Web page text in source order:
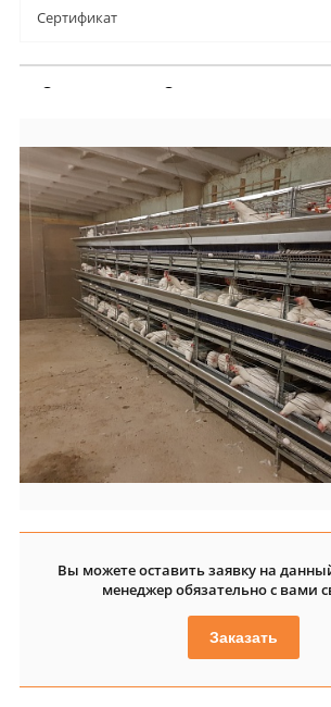
Сертификат
Описание Отзывы
Вы можете оставить заявку на
менеджер обязательно с вами
Заказать